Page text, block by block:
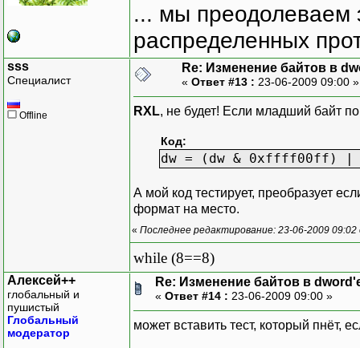
... мы преодолеваем
распределенных
sss
Специалист
Offline
Re: Изменение байтов в
« Ответ #13 : 23-06-2009 09:00
RXL, не будет! Если младший байт
Код:
dw = (dw & 0xffff00ff) |
А мой код тестирует, преобразует
формат на место.
« Последнее редактирование: 23-06-2009 09:02
while (8==8)
Алексей++
глобальный и
пушистый
Глобальный
модератор
Re: Изменение байтов в
« Ответ #14 : 23-06-2009 09:00 »
может вставить тест, который пнёт,